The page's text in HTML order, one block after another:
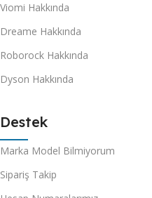
Viomi Hakkında
Dreame Hakkında
Roborock Hakkında
Dyson Hakkında
Destek
Marka Model Bilmiyorum
Sipariş Takip